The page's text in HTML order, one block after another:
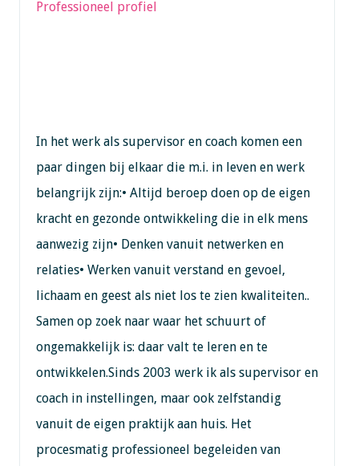
Professioneel profiel
In het werk als supervisor en coach komen een
paar dingen bij elkaar die m.i. in leven en werk
belangrijk zijn:• Altijd beroep doen op de eigen
kracht en gezonde ontwikkeling die in elk mens
aanwezig zijn• Denken vanuit netwerken en
relaties• Werken vanuit verstand en gevoel,
lichaam en geest als niet los te zien kwaliteiten..
Samen op zoek naar waar het schuurt of
ongemakkelijk is: daar valt te leren en te
ontwikkelen.Sinds 2003 werk ik als supervisor en
coach in instellingen, maar ook zelfstandig
vanuit de eigen praktijk aan huis. Het
procesmatig professioneel begeleiden van